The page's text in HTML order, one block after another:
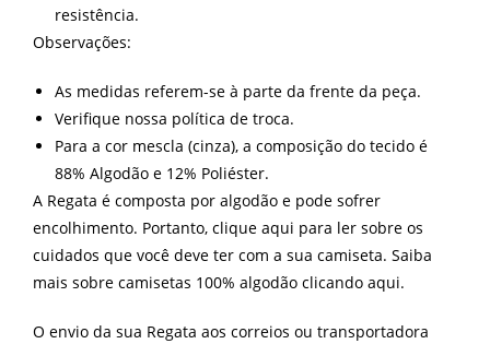
resistência.
Observações:
As medidas referem-se à parte da frente da peça.
Verifique nossa política de troca.
Para a cor mescla (cinza), a composição do tecido é
88% Algodão e 12% Poliéster.
A Regata é composta por algodão e pode sofrer
encolhimento. Portanto, clique aqui para ler sobre os
cuidados que você deve ter com a sua camiseta. Saiba
mais sobre camisetas 100% algodão clicando aqui.
O envio da sua Regata aos correios ou transportadora